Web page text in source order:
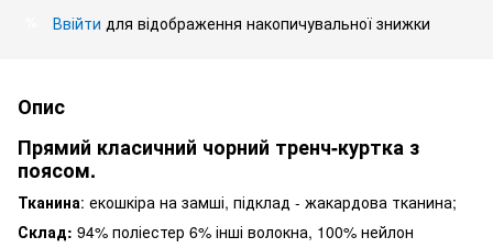
Ввійти для відображення накопичувальної знижки
Опис
Прямий класичний чорний тренч-куртка з
поясом.
Тканина: екошкіра на замші, підклад - жакардова тканина;
Склад: 94% поліестер 6% інші волокна, 100% нейлон